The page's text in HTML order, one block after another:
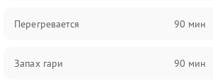
Перегревается 90 мин
Запах гари 90 мин